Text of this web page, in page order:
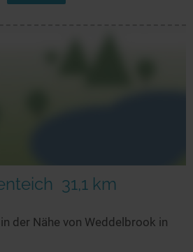
31,1 km
der Nähe von Weddelbrook in